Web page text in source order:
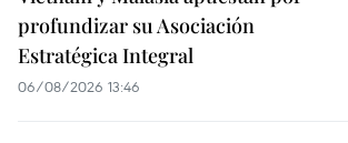
profundizar su Asociación
Estratégica Integral
06/08/2026 13:46